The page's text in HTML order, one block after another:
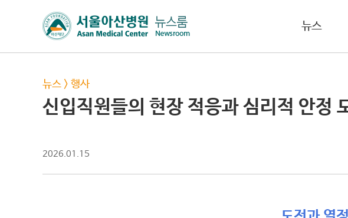
뉴스
뉴스 > 행사
신입직원들의 현장 적응과 심리적 안정
2026.01.15